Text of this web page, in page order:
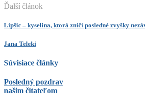
Ďalší článok
Lipšic – kyselina, ktorá zničí posledné zvyšky
Jana Teleki
Súvisiace články
Posledný pozdrav
našim čitateľom